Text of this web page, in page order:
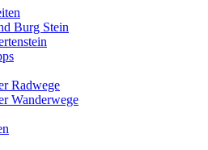
Burg Stein
Radwege
Wanderwege